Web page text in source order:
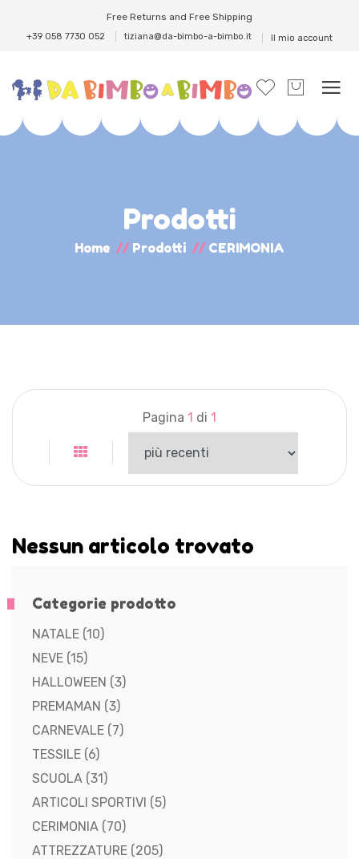
Free Returns and Free Shipping
+39 058 7730 052 tiziana@da-bimbo-a-bimbo.it Il mio account
Prodotti
Home // Prodotti // CERIMONIA
Pagina 1 di 1
Nessun articolo trovato
Categorie prodotto
NATALE (10)
NEVE (15)
HALLOWEEN (3)
PREMAMAN (3)
CARNEVALE (7)
TESSILE (6)
SCUOLA (31)
ARTICOLI SPORTIVI (5)
CERIMONIA (70)
ATTREZZATURE (205)